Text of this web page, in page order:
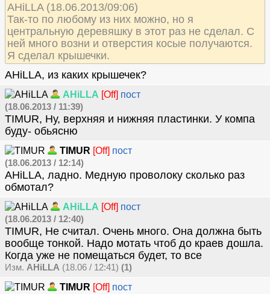
AHiLLA (18.06.2013/09:06)
Так-то по любому из них можно, но я
центральную деревяшку в этот раз не сделал. С
ней много возни и отверстия косые получаются.
Я сделал крышечки.
AHiLLA, из каких крышечек?
AHiLLA [Off] пост
(18.06.2013 / 11:39)
TIMUR, Ну, верхняя и нижняя пластинки. У компа
буду- обьясню
TIMUR [Off] пост
(18.06.2013 / 12:14)
AHiLLA, ладно. Медную проволоку сколько раз
обмотал?
AHiLLA [Off] пост
(18.06.2013 / 12:40)
TIMUR, Не считал. Очень много. Она должна быть
вообще тонкой. Надо мотать чтоб до краев дошла.
Когда уже не помещаться будет, то все
Изм. AHiLLA (18.06 / 12:41) (1)
TIMUR [Off] пост